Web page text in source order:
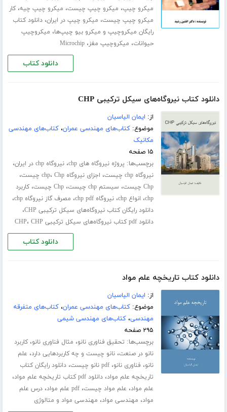
میکرو چیپ، میکرو چیپ چیست، میکرو چیپ چیه،کار
میکرو چیپ چیست، میکرو چیپ در ایران،دانلود کتاب
رایگان میکروچیپ و میکرو بیو چیپ‌ها، میکروچیپ
حیوانات، میکروچیپ مغز،Microchip
دانلود کتاب
دانلود کتاب نیروگاه‌های سیکل ترکیبی CHP
از: ایمان الیاسیان
موضوع:کتاب‌های مهندسی عمران،کتاب‌های مهندسی
مکانیک
۱۵ صفحه
برچسب‌ها: پروژه نیروگاه های chp ،نیروگاه chp در ایران ،
نیروگاه chp چیست ، اجزای نیروگاه chp ، Chp چیست ،
Chp چیست ، سیستم chp چیست ،Chp چیست ،کاربرد
chp، انواع chp ،نیروگاه chp pdf ، مصرف گاز نیروگاه chp ،
دانلود رایگان کتاب نیروگاه‌های سیکل ترکیبی CHP ،
دانلود pdf کتاب نیروگاه‌های سیکل ترکیبی CHP ، CHP
دانلود کتاب
دانلود کتاب تاریخچه علم مواد
از: ایمان الیاسیان
موضوع:کتاب‌های مهندسی عمران،کتاب‌های متفرقه
مهندسی،کتاب‌های مهندسی شیمی
۲۹۵ صفحه
برچسب‌ها: تحقیق فناوری نانو، مثال فناوری نانو،کاربرد
نانو در صنعت،نانو چیست و چه کاربردهایی دارد، علم
نانو، فناوری نانو،pdf نانو چیست ،دانلود رایگان کتاب
تاریخچه علم مواد،دانلود pdf کتاب تاریخچه علم مواد ،
علم مواد، علم مواد چیست،pdf علم مواد ،درس علم
مواد، مهندسی مواد، مهندسی مواد و متالوژی